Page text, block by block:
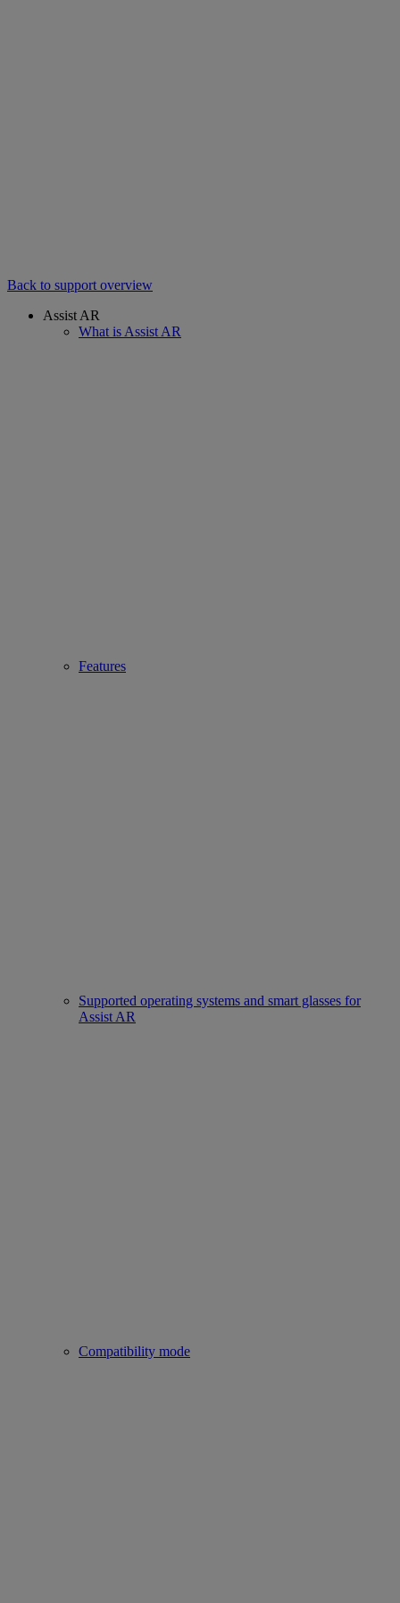
Back to support overview
Assist AR
What is Assist AR
Features
Supported operating systems and smart glasses for
Assist AR
Compatibility mode